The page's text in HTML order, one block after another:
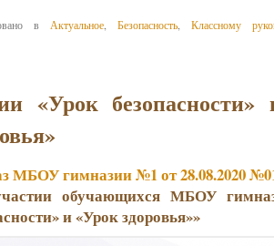
в Актуальное Безопасность
Классному
«Урок
МБОУ гимназии №1 от 28.08.2020
обучающихся МБОУ
и «Урок здоровья»»